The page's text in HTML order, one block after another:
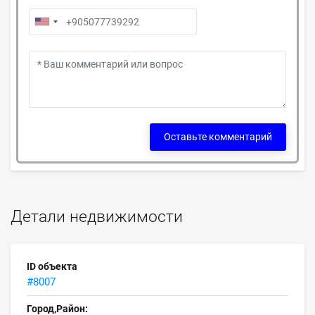
Детали недвижимости
ID объекта
#8007
Город,Район:
Оставьте комментарий